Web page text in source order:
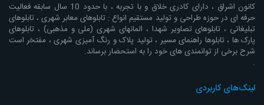
کانون اشراق ، دارای کادری خلاق و با تجربه ، با حدود 10 سال سابقه فعالیت
حرفه ای در حوزه طراحی و تولید مستقیم انواع : تابلوهای معابر شهری ، تابلوهای
تبلیغاتی ، تابلوهای تصاویر شهدا ، المانهای شهری (ملی و مذهبی) ، تابلوهای
پارک ها ، تابلوها راهنمای مسیر ، تولید پلاک و رنگ آمیزی شهری ، مفتخر است
شرح برخی از توانمندی های خود را به استحضار برساند.
.
لینک‌های کاربردی